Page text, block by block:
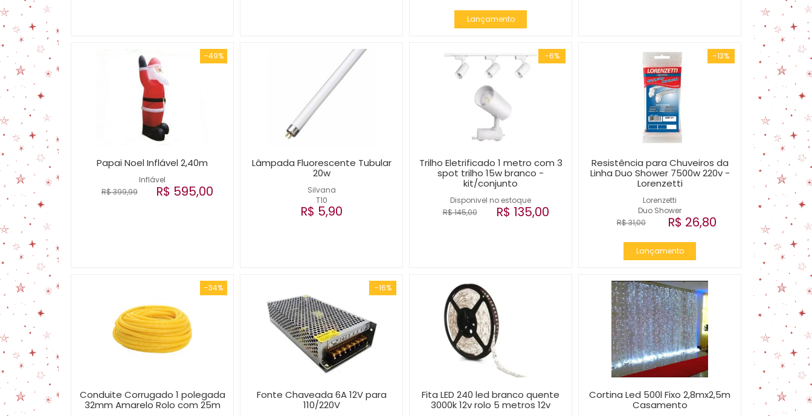
Lançamento
-49%
Inflável
Papai Noel Inflável 2,40m
R$ 399,99 R$ 595,00
Silvana
T10
Lâmpada Fluorescente Tubular
20w
R$ 5,90
-6%
Disponivel no estoque
Trilho Eletrificado 1 metro com 3
spot trilho 15w branco -
kit/conjunto
R$ 145,00 R$ 135,00
-13%
Lorenzetti
Duo Shower
Resistência para Chuveiros da
Linha Duo Shower 7500w 220v -
Lorenzetti
R$ 31,00 R$ 26,80
Lançamento
-34%
Conduite Corrugado 1 polegada
32mm Amarelo Rolo com 25m
-16%
Fonte Chaveada 6A 12V para
110/220V
Fita LED 240 led branco quente
3000k 12v rolo 5 metros 12v
Cortina Led 500l Fixo 2,8mx2,5m
Casamento